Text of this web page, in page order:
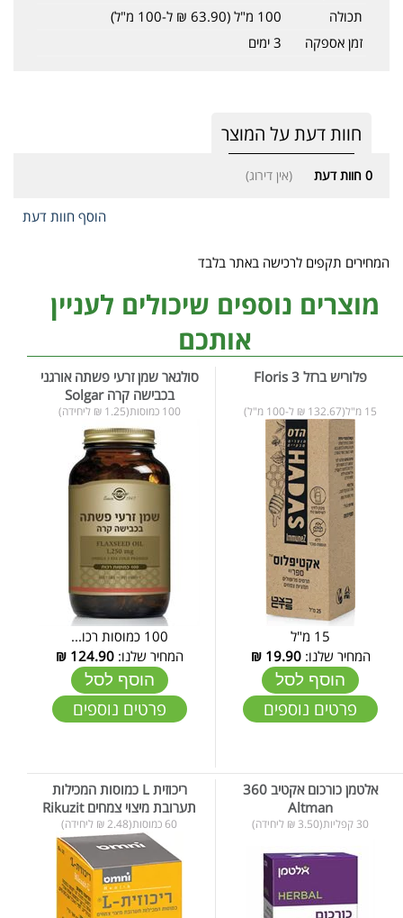
תכולה
100 מ"ל (63.90 ₪ ל-100 מ"ל)
זמן אספקה
3 ימים
חוות דעת על המוצר
0 חוות דעת (אין דירוג)
הוסף חוות דעת
המחירים תקפים לרכישה באתר בלבד
מוצרים נוספים שיכולים לעניין
אותכם
פלוריש ברזל 3 Floris
15 מ"ל(132.67 ₪ ל-100 מ"ל)
15 מ"ל
המחיר שלנו:19.90
₪
הוסף לסל
פרטים נוספים
סולגאר שמן זרעי פשתה אורגני
בכבישה קרה Solgar
100 כמוסות(1.25 ₪ ליחידה)
100 כמוסות רכו...
המחיר שלנו:124.90
₪
הוסף לסל
פרטים נוספים
אלטמן כורכום אקטיב 360
Altman
30 קפליות(3.50 ₪ ליחידה)
ריכוזית L כמוסות המכילות
תערובת מיצוי צמחים Rikuzit
60 כמוסות(2.48 ₪ ליחידה)